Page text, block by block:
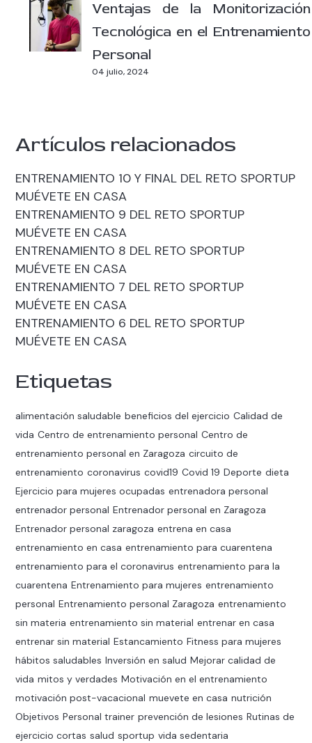
Ventajas de la Monitorización
Tecnológica en el Entrenamiento
Personal
04 julio, 2024
Artículos relacionados
ENTRENAMIENTO 10 Y FINAL DEL RETO SPORTUP
MUÉVETE EN CASA
ENTRENAMIENTO 9 DEL RETO SPORTUP
MUÉVETE EN CASA
ENTRENAMIENTO 8 DEL RETO SPORTUP
MUÉVETE EN CASA
ENTRENAMIENTO 7 DEL RETO SPORTUP
MUÉVETE EN CASA
ENTRENAMIENTO 6 DEL RETO SPORTUP
MUÉVETE EN CASA
Etiquetas
alimentación saludable beneficios del ejercicio Calidad de
vida Centro de entrenamiento personal Centro de
entrenamiento personal en Zaragoza circuito de
entrenamiento coronavirus covid19 Covid 19 Deporte dieta
Ejercicio para mujeres ocupadas entrenadora personal
entrenador personal Entrenador personal en Zaragoza
Entrenador personal zaragoza entrena en casa
entrenamiento en casa entrenamiento para cuarentena
entrenamiento para el coronavirus entrenamiento para la
cuarentena Entrenamiento para mujeres entrenamiento
personal Entrenamiento personal Zaragoza entrenamiento
sin materia entrenamiento sin material entrenar en casa
entrenar sin material Estancamiento Fitness para mujeres
hábitos saludables Inversión en salud Mejorar calidad de
vida mitos y verdades Motivación en el entrenamiento
motivación post-vacacional muevete en casa nutrición
Objetivos Personal trainer prevención de lesiones Rutinas de
ejercicio cortas salud sportup vida sedentaria